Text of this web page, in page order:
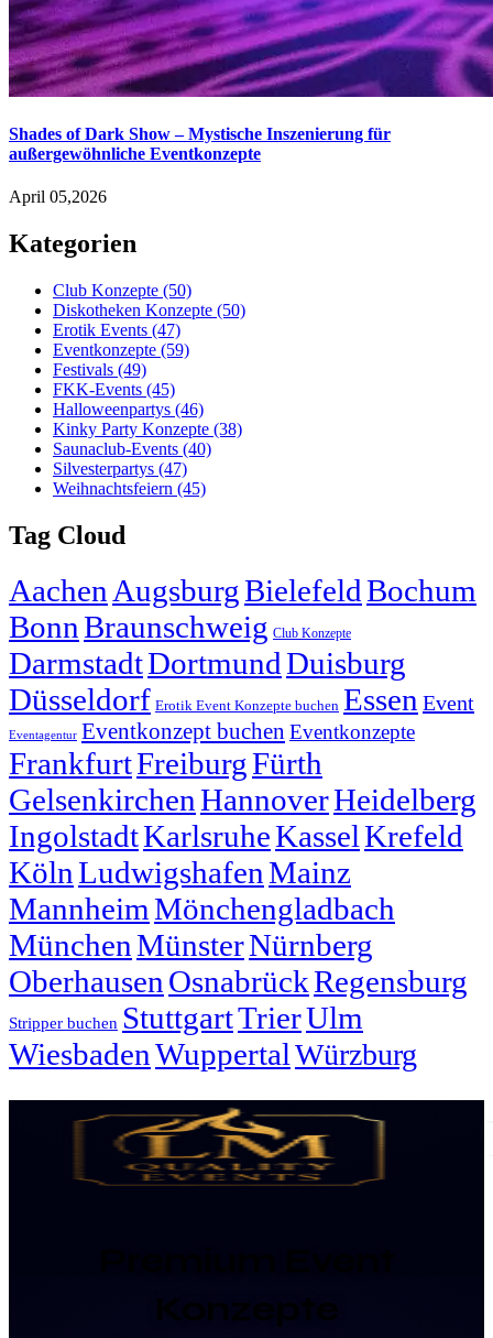
Shades of Dark Show – Mystische Inszenierung für
außergewöhnliche Eventkonzepte
April 05,2026
Kategorien
Club Konzepte (50)
Diskotheken Konzepte (50)
Erotik Events (47)
Eventkonzepte (59)
Festivals (49)
FKK-Events (45)
Halloweenpartys (46)
Kinky Party Konzepte (38)
Saunaclub-Events (40)
Silvesterpartys (47)
Weihnachtsfeiern (45)
Tag Cloud
Aachen AugsburgBielefeldBochum
BonnBraunschweig Club Konzepte
DarmstadtDortmundDuisburg
Düsseldorf Erotik Event Konzepte buchen Essen Event
Eventagentur Eventkonzept buchen Eventkonzepte
FrankfurtFreiburgFürth
GelsenkirchenHannoverHeidelberg
IngolstadtKarlsruheKasselKrefeld
KölnLudwigshafenMainz
MannheimMönchengladbach
MünchenMünsterNürnberg
Oberhausen OsnabrückRegensburg
Stripper buchen StuttgartTrierUlm
WiesbadenWuppertalWürzburg
Konzepte